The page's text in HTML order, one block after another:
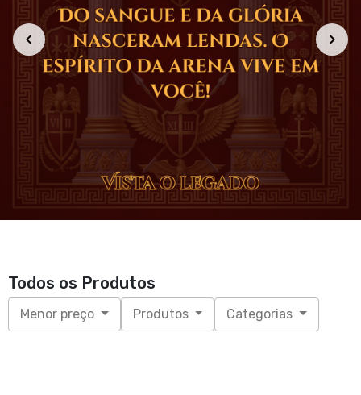
Todos os Produtos
Menor preço Produtos Categorias